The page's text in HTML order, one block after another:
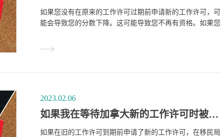
如果您没有在原来的工作许可过期前申请新的工作许可，可
能会导致您的分数下降。这可能导致您不再有资格。如果您
拒绝该邀请。
2023.02.06
如果我在等待加拿大新的工作许可时被邀请申请快速通道，该怎么办？
如果在旧的工作许可到期前申请了新的工作许可，在移民局